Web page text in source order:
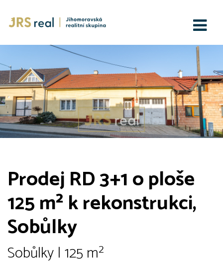
Prodej RD 3+1 o ploše
125 m² k rekonstrukci,
Sobůlky
Sobůlky | 125 m²